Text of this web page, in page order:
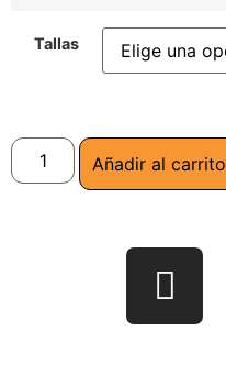
Tallas
Añadir al carrito